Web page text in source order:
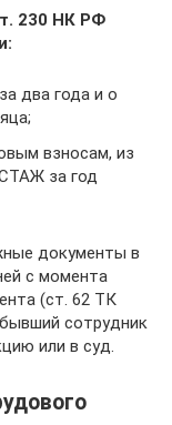
230 НК РФ
два года и о
взносам, из
за год
документы в
с момента
(ст. 62 ТК
сотрудник
или в суд.